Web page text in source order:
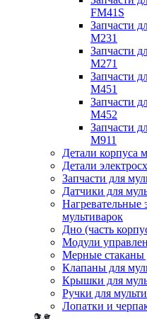
FM41S
Запчасти
M231
Запчасти
M271
Запчасти
M451
Запчасти
M452
Запчасти
M911
Детали корпуса
Детали
Запчасти для
Датчики для
мультиварок
Дно (часть
Модули
Мерные стаканы
Клапаны для
Крышки для
Ручки для
Лопатки и